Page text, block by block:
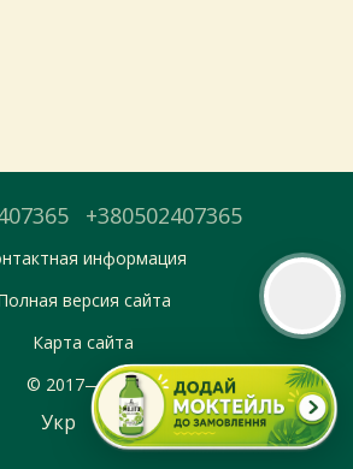
+380502407365
информация
версия сайта
Карта сайта
© 2017—2026
Укр Рус
Перейти до оформлення
доставки обираєте під час оформлення.